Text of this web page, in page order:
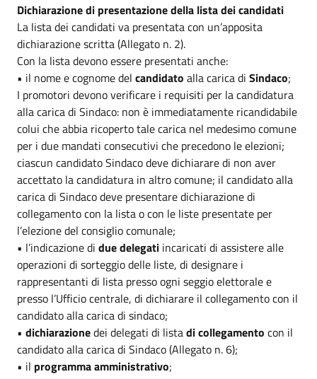
Dichiarazione di presentazione della lista dei candidati
La lista dei candidati va presentata con un’apposita
dichiarazione scritta (Allegato n. 2).
Con la lista devono essere presentati anche:
• il nome e cognome del candidato alla carica di Sindaco;
I promotori devono verificare i requisiti per la candidatura
alla carica di Sindaco: non è immediatamente ricandidabile
colui che abbia ricoperto tale carica nel medesimo comune
per i due mandati consecutivi che precedono le elezioni;
ciascun candidato Sindaco deve dichiarare di non aver
accettato la candidatura in altro comune; il candidato alla
carica di Sindaco deve presentare dichiarazione di
collegamento con la lista o con le liste presentate per
l’elezione del consiglio comunale;
• l’indicazione di due delegati incaricati di assistere alle
operazioni di sorteggio delle liste, di designare i
rappresentanti di lista presso ogni seggio elettorale e
presso l’Ufficio centrale, di dichiarare il collegamento con il
candidato alla carica di sindaco;
• dichiarazionedei delegati di listadi collegamento con il
candidato alla carica di Sindaco (Allegato n. 6);
• il programma amministrativo;